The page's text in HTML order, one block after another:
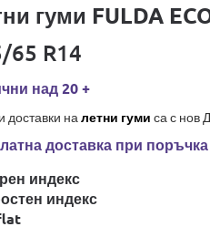
гуми FULDA
65 R14
над 20 +
доставки на летни гуми са с нов
доставка при
индекс
индекс